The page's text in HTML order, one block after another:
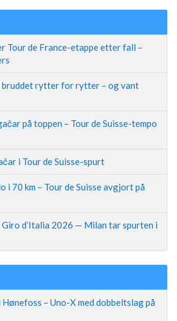
Tour de France-etappe etter fall –
bruddet rytter for rytter – og vant
på toppen – Tour de Suisse-tempo
i Tour de Suisse-spurt
i 70 km – Tour de Suisse avgjort på
d’Italia 2026 — Milan tar spurten i
– Uno-X med dobbeltslag på